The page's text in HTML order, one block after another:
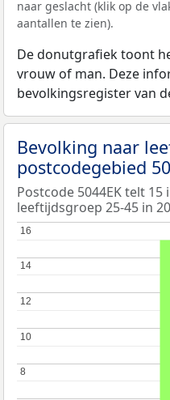
naar geslacht (klik op de
aantallen te zien).
De donutgrafiek toont
vrouw of man. Deze
bevolkingsregister van
Bevolking naar
postcodegebied
Postcode 5044EK telt
leeftijdsgroep 25-45 in
8
8
10
10
12
12
14
14
16
16